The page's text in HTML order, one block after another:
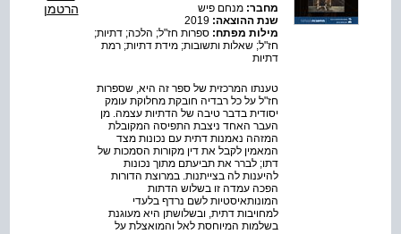
מחבר: מנחם פיש
שנת ההוצאה:
מילות מפתח: ספרות חז"ל; הלכה; דתיות;
חז"ל; שאלות ותשובות; מידת דתיות; רמת
דתיות
טענתו המרכזית של ספר זה היא, שספרות
חז"ל על כל רבדיה חובקת מחלוקת עומק
יסודית בדבר טיבה של הדתיות עצמה. מן
העבר האחד ניצבת התפיסה המקובלת
המזהה נאמנות דתית עם נכונות מצד
המאמין לקבל את דין מקורות הסמכות של
דתו; לברר את תביעתם מתוך נכונות
להיענות לה בצייתנות. במרוצת הדורות
הפכה עמדה זו בשלוש הדתות
המונותאיסטיות לשם נרדף בלעדי
למחויבות דתית, ובשלושתן היא מעוגנת
בשלמות המיוחסת לאל והמואצלת על